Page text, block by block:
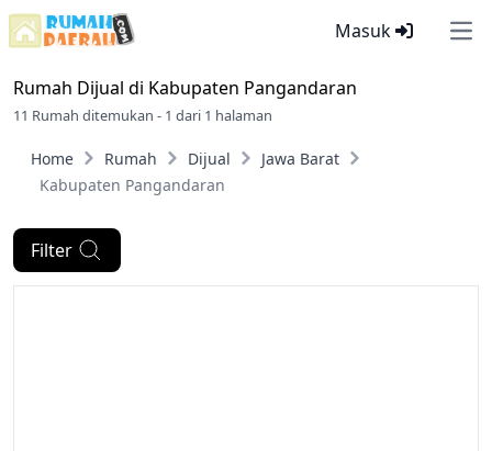
Masuk
Rumah Dijual di Kabupaten Pangandaran
11 Rumah ditemukan - 1 dari 1 halaman
Home Rumah Dijual
Jawa Barat
Kabupaten Pangandaran
Filter